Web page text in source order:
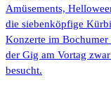
Amüsements,
die siebenköpfige
Konzerte im Bochumer
der Gig am Vortag
besucht.